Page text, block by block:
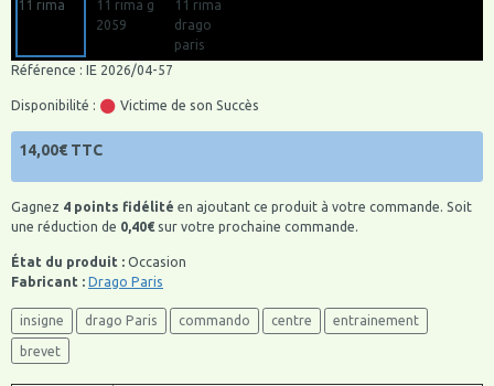
Référence : IE 2026/04-57
Disponibilité : Victime de son Succès
14,00€ TTC
Gagnez 4 points fidélité en ajoutant ce produit à votre commande. Soit
une réduction de 0,40€ sur votre prochaine commande.
État du produit : Occasion
Fabricant : Drago Paris
insigne drago Paris commando centre entrainement
brevet